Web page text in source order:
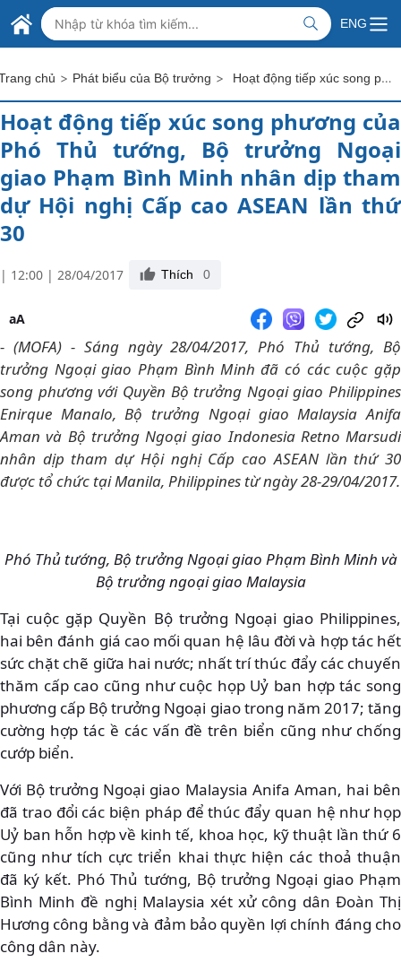
Skip to Main Content
BỘ NGOẠI GIAO VIỆT NAM
MINISTRY OF FOREIGN AFFAIRS
ENG
chủ > Phát biểu của Bộ trưởng > Hoạt động tiếp xúc song phương của Phó Thủ tướng, Bộ trưởng Ngoại giao Phạm Bình Minh nhân dịp tham dự Hội nghị Cấp cao ASEAN lần thứ 30
Hoạt động tiếp xúc song phương của
Phó Thủ tướng, Bộ trưởng Ngoại
giao Phạm Bình Minh nhân dịp tham
dự Hội nghị Cấp cao ASEAN lần thứ
30
| 12:00 | 28/04/2017 Thích 0
aA
- (MOFA) - Sáng ngày 28/04/2017, Phó Thủ tướng, Bộ
trưởng Ngoại giao Phạm Bình Minh đã có các cuộc gặp
song phương với Quyền Bộ trưởng Ngoại giao Philippines
Enirque Manalo, Bộ trưởng Ngoại giao Malaysia Anifa
Aman và Bộ trưởng Ngoại giao Indonesia Retno Marsudi
nhân dịp tham dự Hội nghị Cấp cao ASEAN lần thứ 30
được tổ chức tại Manila, Philippines từ ngày 28-29/04/2017.
Phó Thủ tướng, Bộ trưởng Ngoại giao Phạm Bình Minh và
Bộ trưởng ngoại giao Malaysia
Tại cuộc gặp Quyền Bộ trưởng Ngoại giao Philippines,
hai bên đánh giá cao mối quan hệ lâu đời và hợp tác hết
sức chặt chẽ giữa hai nước; nhất trí thúc đẩy các chuyến
thăm cấp cao cũng như cuộc họp Uỷ ban hợp tác song
phương cấp Bộ trưởng Ngoại giao trong năm 2017; tăng
cường hợp tác ề các vấn đề trên biển cũng như chống
cướp biển.
Với Bộ trưởng Ngoại giao Malaysia Anifa Aman, hai bên
đã trao đổi các biện pháp để thúc đẩy quan hệ như họp
Uỷ ban hỗn hợp về kinh tế, khoa học, kỹ thuật lần thứ 6
cũng như tích cực triển khai thực hiện các thoả thuận
đã ký kết. Phó Thủ tướng, Bộ trưởng Ngoại giao Phạm
Bình Minh đề nghị Malaysia xét xử công dân Đoàn Thị
Hương công bằng và đảm bảo quyền lợi chính đáng cho
công dân này.